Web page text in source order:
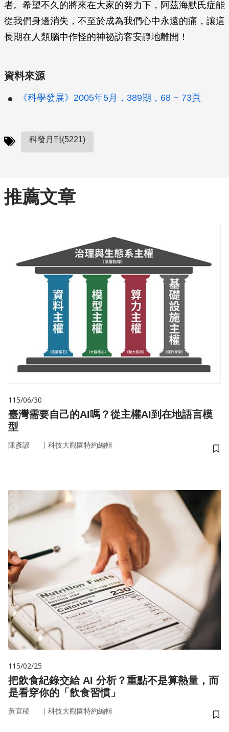
者。希望不久的將來在大家的努力下，阿茲海默氏症能
從我們身邊消失，不至於成為我們心中永遠的痛，讓這
長期在人類腦中作怪的神祕訪客安靜地離開！
資料來源
《科學發展》2005年5月，389期，68 ~ 73頁
科發月刊(5221)
推薦文章
115/06/30
臺灣需要自己的AI嗎？從主權AI到在地語言模
型
陳彥諺 ｜ 科技大觀園特約編輯
儲
115/02/25
把飲食紀錄交給 AI 分析？重點不是算熱量，而
是看穿你的「飲食習慣」
黃宜稜 ｜ 科技大觀園特約編輯
儲